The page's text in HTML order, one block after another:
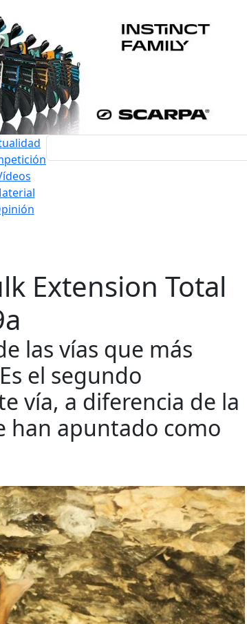
Extension Total
las vías que más
el segundo
vía, a diferencia de la
han apuntado como